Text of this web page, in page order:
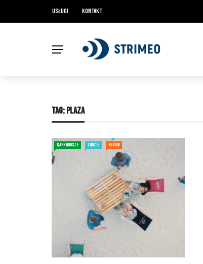
Usługi Kontakt
TAG: PLAZA
KARKONOSZE LUDZIE REGION